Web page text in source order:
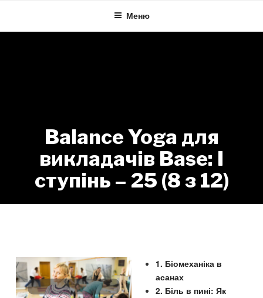
content
Меню
Balance Yoga для
викладачів Base: I
ступінь – 25 (8 з 12)
1. Біомеханіка в
асанах
2. Біль в пині: Як